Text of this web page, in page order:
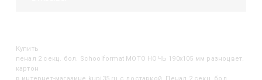
Купить
Пенал 2 секц. бол. Schoolformat МОТО НОЧЬ 190х105 мм разноцвет.
картон